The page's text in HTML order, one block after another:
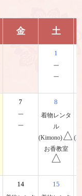
金 土
1
－
－
7
－
－
8
着物レンタ
ル
(Kimono) △
お香教室
△
14
15